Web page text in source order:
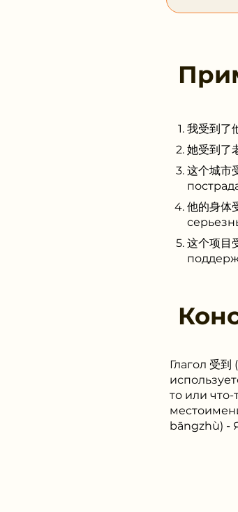
我受到
她受到
这个城市
他的身
这个项
Глагол 受
то или
bāngzhù) -